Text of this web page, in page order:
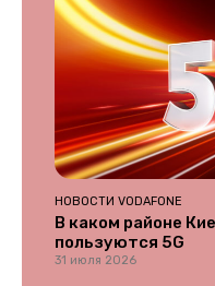
НОВОСТИ VODAFONE
В каком районе
пользуются 5G
31 июля 2026